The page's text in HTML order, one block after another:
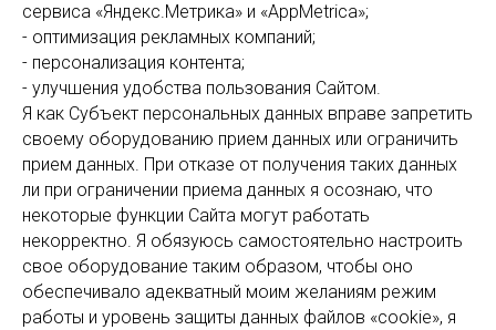
сервиса «Яндекс.Метрика» и «AppMetrica»;
- оптимизация рекламных компаний;
- персонализация контента;
- улучшения удобства пользования Сайтом.
Я как Субъект персональных данных вправе запретить
своему оборудованию прием данных или ограничить
прием данных. При отказе от получения таких данных
ли при ограничении приема данных я осознаю, что
некоторые функции Сайта могут работать
некорректно. Я обязуюсь самостоятельно настроить
свое оборудование таким образом, чтобы оно
обеспечивало адекватный моим желаниям режим
работы и уровень защиты данных файлов «cookie», я